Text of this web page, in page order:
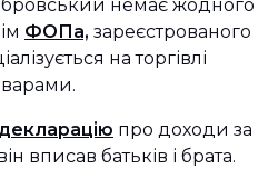
немає жодного
ФОПа, зареєстрованого
на торгівлі
декларацію про доходи за
вписав батьків і брата.